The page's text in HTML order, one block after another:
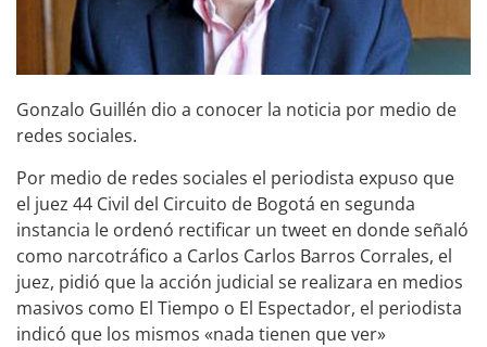
Gonzalo Guillén dio a conocer la noticia por medio de
redes sociales.
Por medio de redes sociales el periodista expuso que
el juez 44 Civil del Circuito de Bogotá en segunda
instancia le ordenó rectificar un tweet en donde señaló
como narcotráfico a Carlos Carlos Barros Corrales, el
juez, pidió que la acción judicial se realizara en medios
masivos como El Tiempo o El Espectador, el periodista
indicó que los mismos «nada tienen que ver»